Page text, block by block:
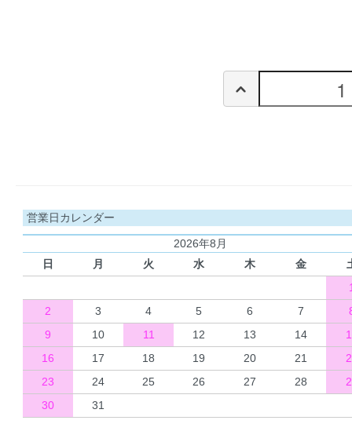
営業日カレンダー
2026年8月
日
月 火 水 木 金
2
3 4 5 6 7
9
10 11 12 13 14
16
17 18 19 20 21
23
24 25 26 27 28
30
31